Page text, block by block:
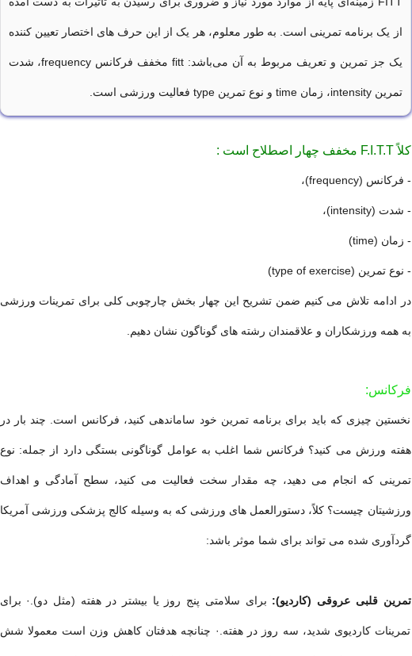
از یک برنامه تمرینی است. به طور معلوم، هر یک از این حرف های اختصار تعیین کننده
یک جز تمرین و تعریف مربوط به آن می‌باشد: fitt مخفف فرکانس frequency، شدت
تمرین intensity، زمان time و نوع تمرین type فعالیت ورزشی است.
کلاً F.I.T.T مخفف چهار اصطلاح است :
- فرکانس (frequency)،
- شدت (intensity)،
- زمان (time)
- نوع تمرین (type of exercise)
در ادامه تلاش می کنیم ضمن تشریح این چهار بخش چارچوبی کلی برای تمرینات ورزشی
به همه ورزشکاران و علاقمندان رشته های گوناگون نشان دهیم.
فرکانس:
نخستین چیزی که باید برای برنامه تمرین خود ساماندهی کنید، فرکانس است. چند بار در
هفته ورزش می کنید؟ فرکانس شما اغلب به عوامل گوناگونی بستگی دارد از جمله: نوع
تمرینی که انجام می دهید، چه مقدار سخت فعالیت می کنید، سطح آمادگی و اهداف
ورزشیتان چیست؟ کلاً، دستورالعمل های ورزشی که به وسیله کالج پزشکی ورزشی آمریکا
گردآوری شده می تواند برای شما موثر باشد:
تمرین قلبی عروقی (کاردیو): برای سلامتی پنج روز یا بیشتر در هفته (مثل دو).· برای
تمرینات کاردیوی شدید، سه روز در هفته.· چنانچه هدفتان کاهش وزن است معمولا شش